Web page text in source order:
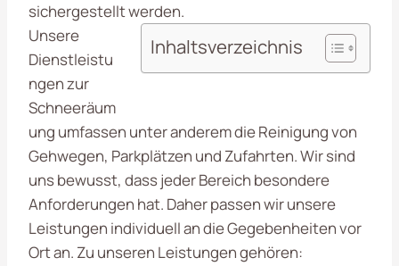
sichergestellt werden.
Inhaltsverzeichnis
Unsere
Dienstleistu
ngen zur
Schneeräum
ung umfassen unter anderem die Reinigung von
Gehwegen, Parkplätzen und Zufahrten. Wir sind
uns bewusst, dass jeder Bereich besondere
Anforderungen hat. Daher passen wir unsere
Leistungen individuell an die Gegebenheiten vor
Ort an. Zu unseren Leistungen gehören: